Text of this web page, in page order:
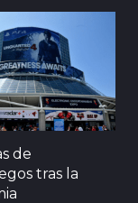
de
tras la